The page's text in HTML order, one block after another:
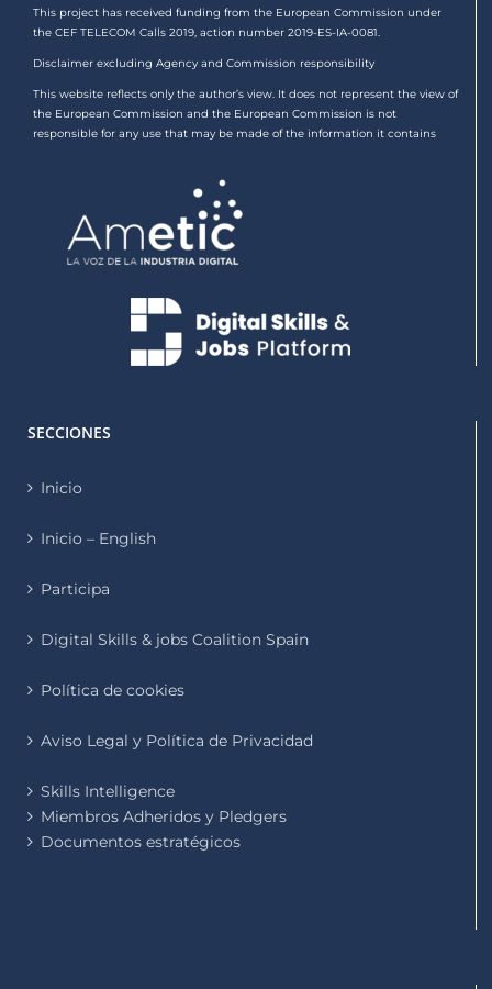
This project has received funding from the European Commission under
the CEF TELECOM Calls 2019, action number 2019-ES-IA-0081.
Disclaimer excluding Agency and Commission responsibility
This website reflects only the author’s view. It does not represent the view of
the European Commission and the European Commission is not
responsible for any use that may be made of the information it contains
SECCIONES
Inicio
Inicio – English
Participa
Digital Skills & jobs Coalition Spain
Política de cookies
Aviso Legal y Política de Privacidad
Skills Intelligence
Miembros Adheridos y Pledgers
Documentos estratégicos